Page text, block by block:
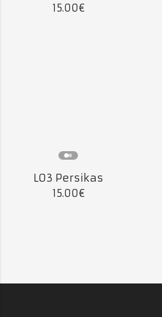
15.00€
L03 Persikas
15.00€